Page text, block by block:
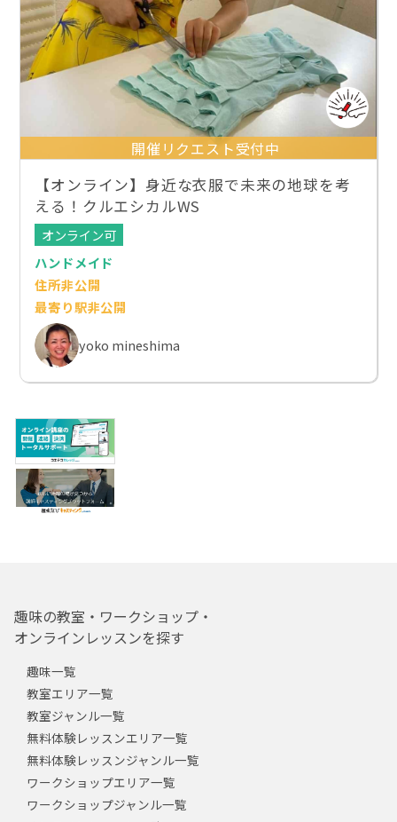
開催リクエスト受付中
【オンライン】身近な衣服で未来の地球を考
える！クルエシカルWS
オンライン可
ハンドメイド
住所非公開
最寄り駅非公開
yoko mineshima
趣味の教室・ワークショップ・
オンラインレッスンを探す
趣味一覧
教室エリア一覧
教室ジャンル一覧
無料体験レッスンエリア一覧
無料体験レッスンジャンル一覧
ワークショップエリア一覧
ワークショップジャンル一覧